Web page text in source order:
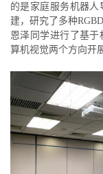
的是家庭服务机器
建，研究了多种
恩泽同学进行了基
算机视觉两个方向开